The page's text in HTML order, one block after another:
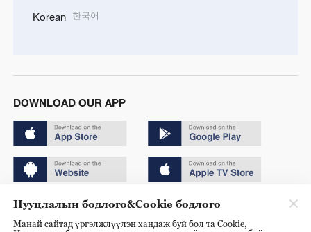
Korean 한국어
DOWNLOAD OUR APP
Copyright © 2024 CGTN.
京ICP备20000184号
Нууцлалын бодлого&Cookie бодлого
Манай сайтад үргэлжлүүлэн хандаж буй бол та Cookie,